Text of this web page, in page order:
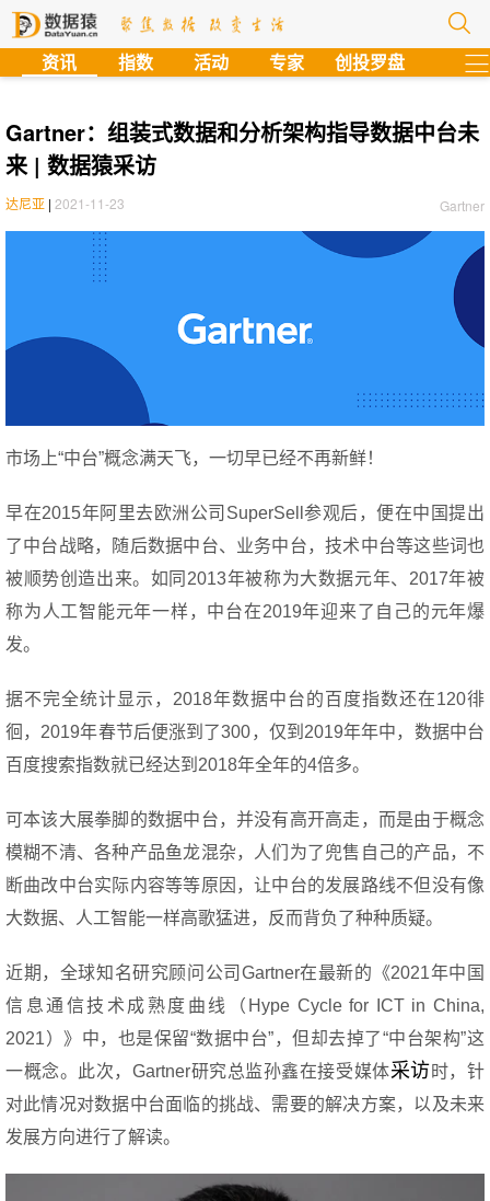
资讯 指数 活动 专家 创投罗盘
Gartner：组装式数据和分析架构指导数据中台未
来 | 数据猿采访
Gartner
达尼亚 | 2021-11-23
市场上“中台”概念满天飞，一切早已经不再新鲜！
早在2015年阿里去欧洲公司SuperSell参观后，便在中国提出
了中台战略，随后数据中台、业务中台，技术中台等这些词也
被顺势创造出来。如同2013年被称为大数据元年、2017年被
称为人工智能元年一样，中台在2019年迎来了自己的元年爆
发。
据不完全统计显示，2018年数据中台的百度指数还在120徘
徊，2019年春节后便涨到了300，仅到2019年年中，数据中台
百度搜索指数就已经达到2018年全年的4倍多。
可本该大展拳脚的数据中台，并没有高开高走，而是由于概念
模糊不清、各种产品鱼龙混杂，人们为了兜售自己的产品，不
断曲改中台实际内容等等原因，让中台的发展路线不但没有像
大数据、人工智能一样高歌猛进，反而背负了种种质疑。
近期，全球知名研究顾问公司Gartner在最新的《2021年中国
信息通信技术成熟度曲线（Hype Cycle for ICT in China,
2021）》中，也是保留“数据中台”，但却去掉了“中台架构”这
一概念。此次，Gartner研究总监孙鑫在接受媒体采访时，针
对此情况对数据中台面临的挑战、需要的解决方案，以及未来
发展方向进行了解读。